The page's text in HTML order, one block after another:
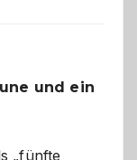
geworden
und ein
„fünfte